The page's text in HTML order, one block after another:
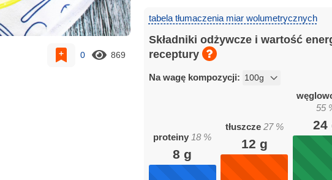
0 869
tabela tłumaczenia miar wolumetrycznych
Składniki odżywcze i wartość
receptury
Na wagę kompozycji:
proteiny 18 %
8 g
tłuszcze 27%
12 g
55
24